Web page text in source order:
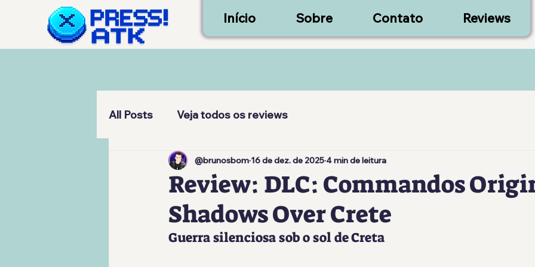
Início Sobre Contato Reviews
All Posts Veja todos os reviews
Review: DLC: Commandos
Shadows Over Crete
@brunosbom 16 de dez. de 2025 4 min de leitura
Guerra silenciosa sob o sol de Creta